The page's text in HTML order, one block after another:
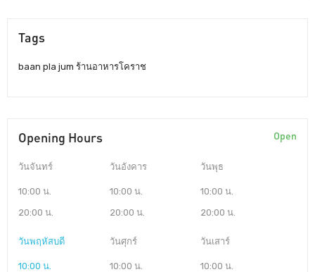
Tags
baan pla jum ร้านอาหารโคราช
Opening Hours Open
วันจันทร์
10:00 น.
20:00 น.
วันอังคาร
10:00 น.
20:00 น.
วันพุธ
10:00 น.
20:00 น.
วันพฤหัสบดี
10:00 น.
วันศุกร์
10:00 น.
วันเสาร์
10:00 น.